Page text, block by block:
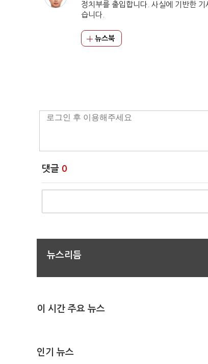
정치부를 출입합니다. 사실에 기반한 기
습니다.
뉴스북
댓글 0
뉴스리듬
이 시간 주요 뉴스
인기 뉴스